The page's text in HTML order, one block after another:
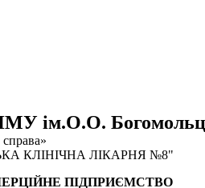
ім.О.О.
справа»
ПІДПРИЄМСТВО